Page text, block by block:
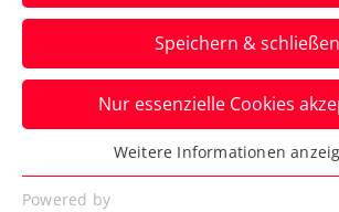
Erste Bank Open:
Sunday mit Thiem
Zverev
Österreichs Aushängeschild
Weltranglistendritte lassen
Speichern & schließen
Nur essenzielle Cookies
Essenziell
Essenzielle Cookies werden für
Weitere Informationen
Powered by